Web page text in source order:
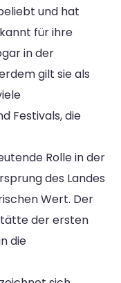
und hat
für ihre
in der
gilt sie als
Festivals, die
Rolle in der
des Landes
Wert. Der
der ersten
die